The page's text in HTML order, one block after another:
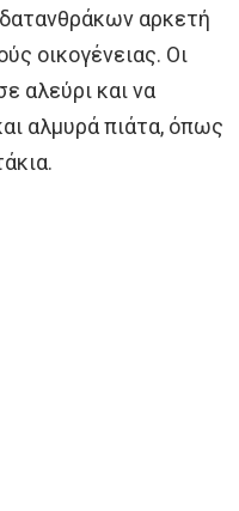
αρκετή
οικογένειας. Οι
αλεύρι και να
αλμυρά πιάτα, όπως